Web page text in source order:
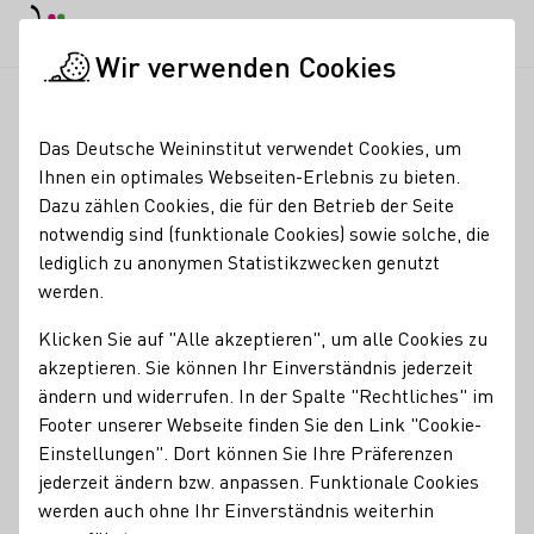
Weinlese 2023 schreitet
zügig voran
20.09.23
Traubenreife stark beschleunigte, verläuft die 2023er
Weinlese ausgesprochen schnell.
Pressemeldungen
Wir verwenden Cookies
Das Deutsche Weininstitut verwendet Cookies, um
Ihnen ein optimales Webseiten-Erlebnis zu bieten.
Dazu zählen Cookies, die für den Betrieb der Seite
notwendig sind (funktionale Cookies) sowie solche, die
lediglich zu anonymen Statistikzwecken genutzt
werden.
Klicken Sie auf "Alle akzeptieren", um alle Cookies zu
akzeptieren. Sie können Ihr Einverständnis jederzeit
ändern und widerrufen. In der Spalte "Rechtliches" im
Footer unserer Webseite finden Sie den Link "Cookie-
Einstellungen". Dort können Sie Ihre Präferenzen
jederzeit ändern bzw. anpassen. Funktionale Cookies
werden auch ohne Ihr Einverständnis weiterhin